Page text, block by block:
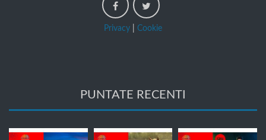
Privacy Cookie
PUNTATE RECENTI